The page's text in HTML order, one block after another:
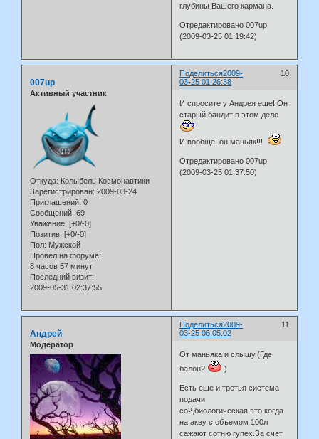
глубины Вашего кармана.
Отредактировано 007up
(2009-03-25 01:19:42)
Поделиться 10
2009-
03-25 01:26:38
007up
Активный участник
Откуда: Колыбель Космонавтики
Зарегистрирован: 2009-03-24
Приглашений: 0
Сообщений: 69
Уважение: [+0/-0]
Позитив: [+0/-0]
Пол: Мужской
Провел на форуме:
8 часов 57 минут
Последний визит:
2009-05-31 02:37:55
И спросите у Андрея еще! Он
старый бандит в этом деле
И вообще, он маньяк!!!
Отредактировано 007up
(2009-03-25 01:37:50)
Поделиться 11
2009-
03-25 06:05:02
Андрей
Модератор
От маньяка и слышу.(Где
балон?
)
Есть еще и третья система
подачи
со2,биологическая,это когда
на акву с объемом 100л
сажают сотню гупех.За счет